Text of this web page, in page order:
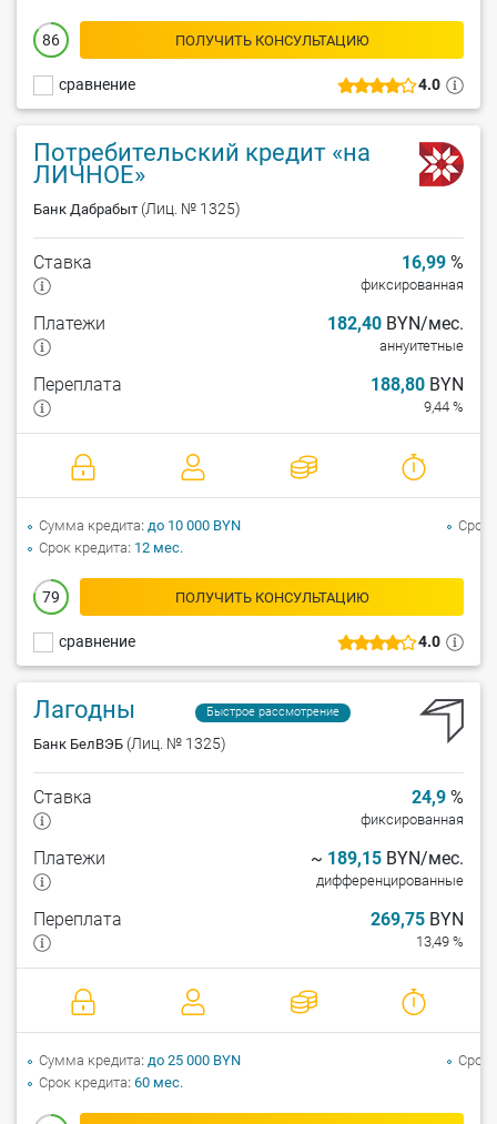
4.0
сравнение
86 ПОЛУЧИТЬ КОНСУЛЬТАЦИЮ
Потребительский кредит «на
ЛИЧНОЕ»
Банк Дабрабыт (Лиц. № 1325)
4.0
сравнение
Ставка 16,99 %
фиксированная
Платежи 182,40 BYN/мес.
аннуитетные
Переплата 188,80 BYN
9,44 %
79 ПОЛУЧИТЬ КОНСУЛЬТАЦИЮ
Сумма кредита до 10 000 BYN
Срок кредита 12 мес.
Срок
Лагодны Быстрое рассмотрение
Банк БелВЭБ (Лиц. № 1325)
Ставка 24,9 %
фиксированная
Платежи ~ 189,15 BYN/мес.
дифференцированные
Переплата 269,75 BYN
13,49 %
Сумма кредита до 25 000 BYN
Срок кредита 60 мес.
Срок